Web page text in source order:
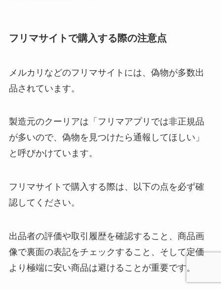
フリマサイトで購入する際の注意点
メルカリなどのフリマサイトには、偽物が多数出
品されています。
製造元のクーリアは「フリマアプリでは非正規品
が多いので、偽物を見つけたら通報してほしい」
と呼びかけています。
フリマサイトで購入する際は、以下の点を必ず確
認してください。
出品者の評価や取引履歴を確認すること、商品画
像で裏面の表記をチェックすること、そして定価
より極端に安い商品は避けることが重要です。